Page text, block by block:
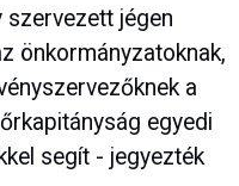
jégen
önkormányzatoknak,
a
egyedi
segít - jegyezték